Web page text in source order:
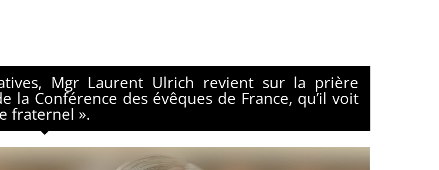
Mgr Laurent Ulrich revient sur la prière
la Conférence des évêques de France, qu’il voit
fraternel ».